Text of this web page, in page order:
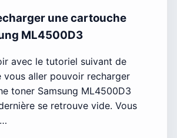
une cartouche
ML4500D3
avec le tutoriel suivant de
vous aller pouvoir recharger
toner Samsung ML4500D3
se retrouve vide. Vous